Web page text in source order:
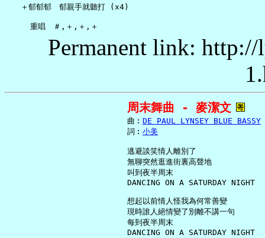
   ＋郁郁郁　郁親手就聽打 (x4)
Permanent link:
周末舞曲 - 麥潔文
     曲︰
DE PAUL LYNSEY BLUE BASSY
     詞︰
小美
     逃避談笑情人離別了
     無聊突然逛進街裏高聲地
     叫到夜半周末
     DANCING ON A SATURDAY NIGHT
     想起以前情人怪我為何常善變
     現時誰人絕情變了別離不講一句
     每到夜半周末
     DANCING ON A SATURDAY NIGHT